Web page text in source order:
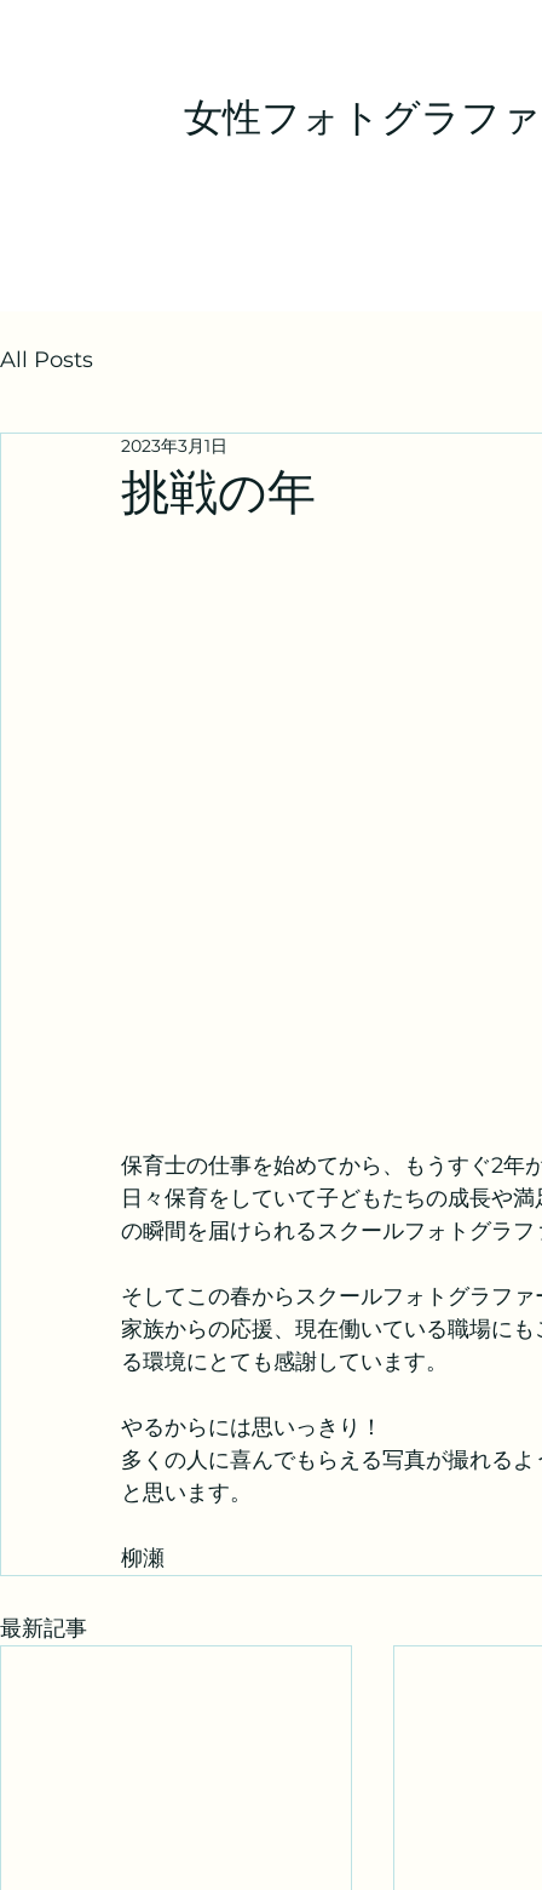
女性フォトグラフ
All Posts
挑戦の年
2023年3月1日
保育士の仕事を始めてから、もうすぐ2年
日々保育をしていて子どもたちの成長や
の瞬間を届けられるスクールフォトグラ
そしてこの春からスクールフォトグラフ
家族からの応援、現在働いている職場に
る環境にとても感謝しています。
やるからには思いっきり！
多くの人に喜んでもらえる写真が撮れる
と思います。
柳瀬
最新記事